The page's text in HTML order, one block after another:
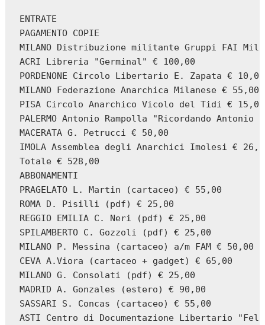
ENTRATE
PAGAMENTO COPIE
MILANO Distribuzione militante Gruppi FAI
ACRI Libreria "Germinal" € 100,00
PORDENONE Circolo Libertario E. Zapata € 10,00
MILANO Federazione Anarchica Milanese € 55,00
PISA Circolo Anarchico Vicolo del Tidi € 15,00
PALERMO Antonio Rampolla "Ricordando
MACERATA G. Petrucci € 50,00
IMOLA Assemblea degli Anarchici Imolesi €
Totale € 528,00
ABBONAMENTI
PRAGELATO L. Martin (cartaceo) € 55,00
ROMA D. Pisilli (pdf) € 25,00
REGGIO EMILIA C. Neri (pdf) € 25,00
SPILAMBERTO C. Gozzoli (pdf) € 25,00
MILANO P. Messina (cartaceo) a/m FAM € 50,00
CEVA A.Viora (cartaceo + gadget) € 65,00
MILANO G. Consolati (pdf) € 25,00
MADRID A. Gonzales (estero) € 90,00
SASSARI S. Concas (cartaceo) € 55,00
ASTI Centro di Documentazione Libertario